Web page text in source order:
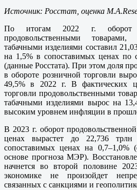
Источник: Росстат, оценка
По итогам 2022 г. оборот
продовольственными
табачными изделиями составил
на 1,5% в сопоставимых ценах по
(данные Росстата). При этом доля
в обороте розничной торговли
49,5% в 2022 г. В фактических
торговли продовольственными
табачными изделиями вырос на
высоким уровнем инфляции в
В 2023 г. оборот
ценах вырастет до 22,736
сопоставимых ценах на 0,7–1,0%
основе прогноза МЭР).
начнется во второй половине
экономике не произойдет
связанных с санкциями и